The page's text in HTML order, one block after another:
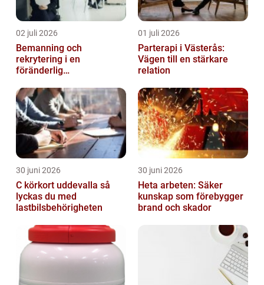
02 juli 2026
Bemanning och
rekrytering i en
föränderlig
01 juli 2026
Parterapi i Västerås:
Vägen till en stärkare
relation
30 juni 2026
C körkort uddevalla så
lyckas du med
lastbilsbehörigheten
30 juni 2026
Heta arbeten: Säker
kunskap som förebygger
brand och skador